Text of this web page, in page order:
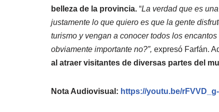
belleza de la provincia. “La verdad que es
justamente lo que quiero es que la gente
turismo y vengan a conocer todos los
obviamente importante no?”, expresó Farfán.
al atraer visitantes de diversas partes del
Nota Audiovisual: https://youtu.be/